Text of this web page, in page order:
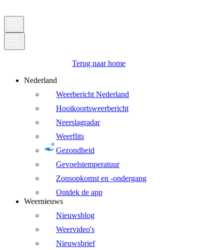
Terug naar home
Nederland
Weerbericht Nederland
Hooikoortsweerbericht
Neerslagradar
Weerflits
Gezondheid
Gevoelstemperatuur
Zonsopkomst en -ondergang
Ontdek de app
Weernieuws
Nieuwsblog
Weervideo's
Nieuwsbrief